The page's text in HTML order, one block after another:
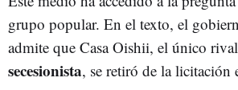
grupo popular. En el texto, el
admite que Casa Oishii, el único
secesionista, se retiró de la licitación